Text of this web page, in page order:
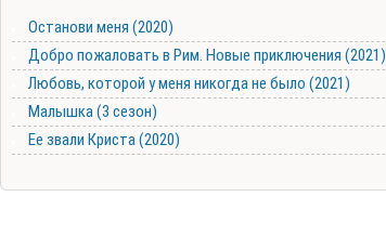
Останови меня (2020)
Добро пожаловать в Рим. Новые приключения (2021)
Любовь, которой у меня никогда не было (2021)
Малышка (3 сезон)
Ее звали Криста (2020)